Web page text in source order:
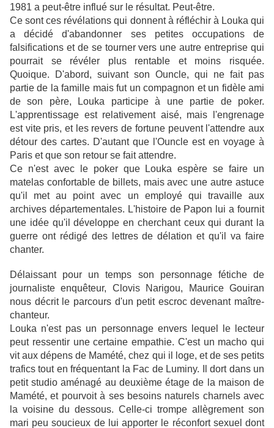
1981 a peut-être influé sur le résultat. Peut-être.
Ce sont ces révélations qui donnent à réfléchir à Louka qui
a décidé d'abandonner ses petites occupations de
falsifications et de se tourner vers une autre entreprise qui
pourrait se révéler plus rentable et moins risquée.
Quoique. D'abord, suivant son Ouncle, qui ne fait pas
partie de la famille mais fut un compagnon et un fidèle ami
de son père, Louka participe à une partie de poker.
L'apprentissage est relativement aisé, mais l'engrenage
est vite pris, et les revers de fortune peuvent l'attendre aux
détour des cartes. D'autant que l'Ouncle est en voyage à
Paris et que son retour se fait attendre.
Ce n'est avec le poker que Louka espère se faire un
matelas confortable de billets, mais avec une autre astuce
qu'il met au point avec un employé qui travaille aux
archives départementales. L'histoire de Papon lui a fournit
une idée qu'il développe en cherchant ceux qui durant la
guerre ont rédigé des lettres de délation et qu'il va faire
chanter.
Délaissant pour un temps son personnage fétiche de
journaliste enquêteur, Clovis Narigou, Maurice Gouiran
nous décrit le parcours d'un petit escroc devenant maître-
chanteur.
Louka n'est pas un personnage envers lequel le lecteur
peut ressentir une certaine empathie. C'est un macho qui
vit aux dépens de Mamété, chez qui il loge, et de ses petits
trafics tout en fréquentant la Fac de Luminy. Il dort dans un
petit studio aménagé au deuxième étage de la maison de
Mamété, et pourvoit à ses besoins naturels charnels avec
la voisine du dessous. Celle-ci trompe allègrement son
mari peu soucieux de lui apporter le réconfort sexuel dont